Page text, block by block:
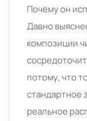
Почему он
Давно
композиции
потому, что
стандартное
реальное